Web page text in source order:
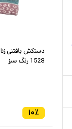
1528 رنگ سبز
۱۰٪